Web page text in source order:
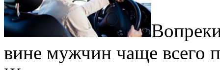
вине мужчин чаще всего